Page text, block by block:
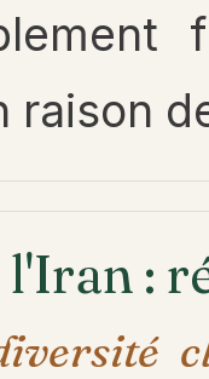
raison
: